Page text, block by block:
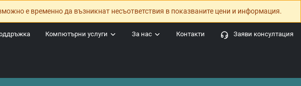
е временно да възникнат несъответствия в показваните цени и информация.
Заяви консултация
Контакти
За нас
Компютърни услуги